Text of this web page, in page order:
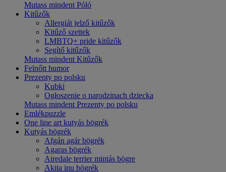
Mutass mindent Póló
Kitűzők
Allergiát jelző kitűzők
Kitűző szettek
LMBTQ+ pride kitűzők
Segítő kitűzők
Mutass mindent Kitűzők
Felnőtt humor
Prezenty po polsku
Kubki
Ogłoszenie o narodzinach dziecka
Mutass mindent Prezenty po polsku
Emlékpuzzle
One line art kutyás bögrék
Kutyás bögrék
Afgán agár bögrék
Agaras bögrék
Airedale terrier mintás bögre
Akita inu bögrék